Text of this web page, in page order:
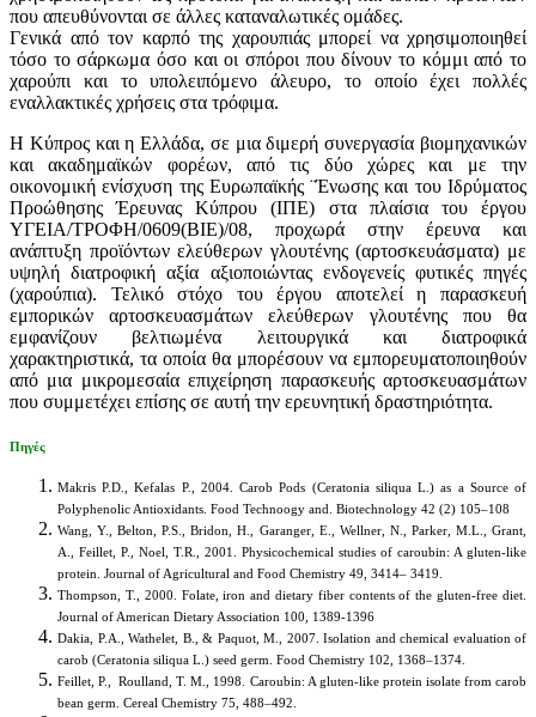
που απευθύνονται σε άλλες καταναλωτικές ομάδες.
Γενικά από τον καρπό της χαρουπιάς μπορεί να χρησιμοποιηθεί
τόσο το σάρκωμα όσο και οι σπόροι που δίνουν το κόμμι από το
χαρούπι και το υπολειπόμενο άλευρο, το οποίο έχει πολλές
εναλλακτικές χρήσεις στα τρόφιμα.
Η Κύπρος και η Ελλάδα, σε μια διμερή συνεργασία βιομηχανικών
και ακαδημαϊκών φορέων, από τις δύο χώρες και με την
οικονομική ενίσχυση της Ευρωπαϊκής ¨Ένωσης και του Ιδρύματος
Προώθησης Έρευνας Κύπρου (ΙΠΕ) στα πλαίσια του έργου
ΥΓΕΙΑ/ΤΡΟΦΗ/0609(ΒΙΕ)/08, προχωρά στην έρευνα και
ανάπτυξη προϊόντων ελεύθερων γλουτένης (αρτοσκευάσματα) με
υψηλή διατροφική αξία αξιοποιώντας ενδογενείς φυτικές πηγές
(χαρούπια). Τελικό στόχο του έργου αποτελεί η παρασκευή
εμπορικών αρτοσκευασμάτων ελεύθερων γλουτένης που θα
εμφανίζουν βελτιωμένα λειτουργικά και διατροφικά
χαρακτηριστικά, τα οποία θα μπορέσουν να εμπορευματοποιηθούν
από μια μικρομεσαία επιχείρηση παρασκευής αρτοσκευασμάτων
που συμμετέχει επίσης σε αυτή την ερευνητική δραστηριότητα.
Πηγές
Makris P.D., Kefalas P., 2004. Carob Pods (Ceratonia siliqua L.) as a Source of
Polyphenolic Antioxidants. Food Technoogy and. Biotechnology 42 (2) 105–108
Wang, Y., Belton, P.S., Bridon, H., Garanger, E., Wellner, N., Parker, M.L., Grant,
A., Feillet, P., Noel, T.R., 2001. Physicochemical studies of caroubin: A gluten-like
protein. Journal of Agricultural and Food Chemistry 49, 3414– 3419.
Thompson, T., 2000. Folate, iron and dietary fiber contents of the gluten-free diet.
Journal of American Dietary Association 100, 1389-1396
Dakia, P.A., Wathelet, B., & Paquot, M., 2007. Isolation and chemical evaluation of
carob (Ceratonia siliqua L.) seed germ. Food Chemistry 102, 1368–1374.
Feillet, P., Roulland, T. M., 1998. Caroubin: A gluten-like protein isolate from carob
bean germ. Cereal Chemistry 75, 488–492.